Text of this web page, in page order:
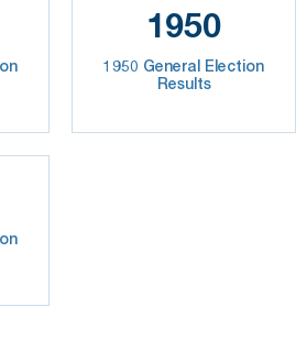
1950
1950 General Election
Results